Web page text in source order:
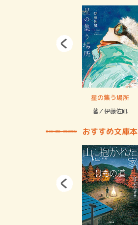
星の集う場所
著／伊藤佐凪
おすすめ文庫本